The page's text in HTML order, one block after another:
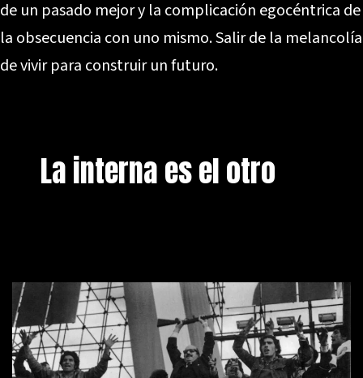
de un pasado mejor y la complicación egocéntrica de
la obsecuencia con uno mismo. Salir de la melancolía
de vivir para construir un futuro.
La interna es el otro